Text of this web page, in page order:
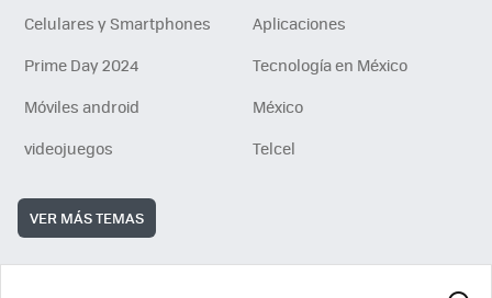
Celulares y Smartphones
Aplicaciones
Prime Day 2024
Tecnología en México
Móviles android
México
videojuegos
Telcel
VER MÁS TEMAS